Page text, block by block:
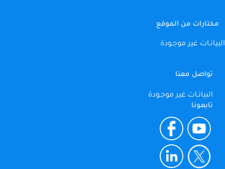
مختارات من الموقع
البيانـات غير موجـودة
تواصل معنا
البيانـات غير موجـودة
تابعونا